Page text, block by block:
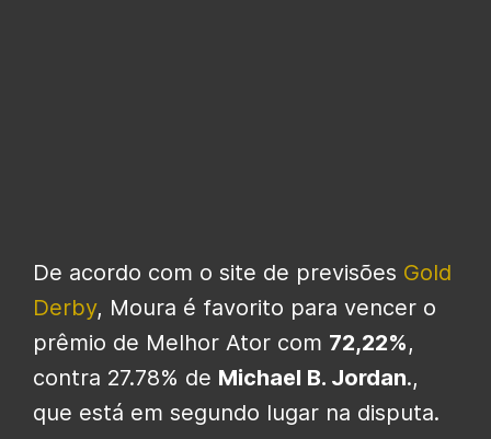
De acordo com o site de previsões Gold
Derby, Moura é favorito para vencer o
prêmio de Melhor Ator com 72,22%,
contra 27.78% de Michael B. Jordan.,
que está em segundo lugar na disputa.